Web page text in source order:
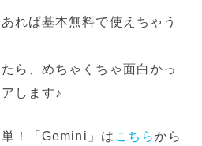
れば基本無料で使えちゃう
ら、めちゃくちゃ面白かっ
します♪
！「Gemini」は こちらから